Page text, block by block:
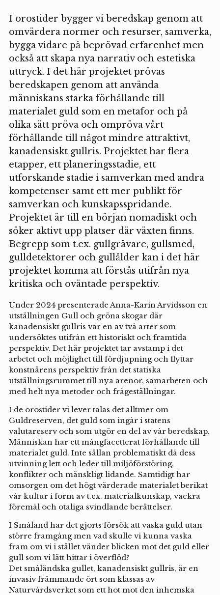
I orostider bygger vi beredskap genom att
omvärdera normer och resurser, samverka,
bygga vidare på beprövad erfarenhet men
också att skapa nya narrativ och estetiska
uttryck. I det här projektet prövas
beredskapen genom att använda
människans starka förhållande till
materialet guld som en metafor och på
olika sätt pröva och ompröva vårt
förhållande till något mindre attraktivt,
kanadensiskt gullris. Projektet har flera
etapper, ett planeringsstadie, ett
utforskande stadie i samverkan med andra
kompetenser samt ett mer publikt för
samverkan och kunskapsspridande.
Projektet är till en början nomadiskt och
söker aktivt upp platser där växten finns.
Begrepp som t.ex. gullgrävare, gullsmed,
gulldetektorer och gullålder kan i det här
projektet komma att förstås utifrån nya
kritiska och oväntade perspektiv.
Under 2024 presenterade Anna-Karin Arvidsson en
utställningen Gull och gröna skogar där
kanadensiskt gullris var en av två arter som
undersöktes utifrån ett historiskt och framtida
perspektiv. Det här projektet tar avstamp i det
arbetet och möjlighet till fördjupning och flyttar
konstnärens perspektiv från det statiska
utställningsrummet till nya arenor, samarbeten och
med helt nya metoder och frågeställningar.
I de orostider vi lever talas det alltmer om
Guldreserven, det guld som ingår i statens
valutareserv och som utgör en del av vår beredskap.
Människan har ett mångfacetterat förhållande till
materialet guld. Inte sällan problematiskt då dess
utvinning lett och leder till miljöförstöring,
konflikter och mänskligt lidande. Samtidigt har
omsorgen om det högt värderade materialet berikat
vår kultur i form av t.ex. materialkunskap, vackra
föremål och otaliga svindlande berättelser.
I Småland har det gjorts försök att vaska guld utan
större framgång men vad skulle vi kunna vaska
fram om vi i stället vänder blicken mot det guld eller
gull som vi lätt hittar i överflöd?
Det småländska gullet, kanadensiskt gullris, är en
invasiv främmande ört som klassas av
Naturvårdsverket som ett hot mot den inhemska